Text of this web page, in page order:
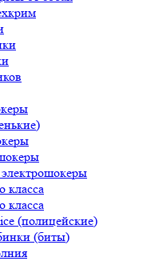
класса
класса
(полицейские)
(биты)